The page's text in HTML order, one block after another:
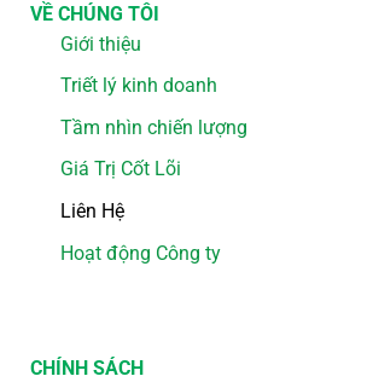
VỀ CHÚNG TÔI
Giới thiệu
Triết lý kinh doanh
Tầm nhìn chiến lượng
Giá Trị Cốt Lõi
Liên Hệ
Hoạt động Công ty
CHÍNH SÁCH